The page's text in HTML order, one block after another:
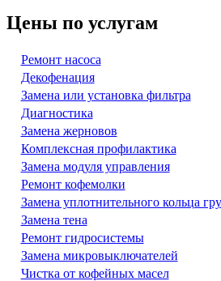
Цены по услугам
Ремонт насоса
Декофенация
Замена или установка фильтра
Диагностика
Замена жерновов
Комплексная профилактика
Замена модуля управления
Ремонт кофемолки
Замена уплотнительного кольца
Замена тена
Ремонт гидросистемы
Замена микровыключателей
Чистка от кофейных масел